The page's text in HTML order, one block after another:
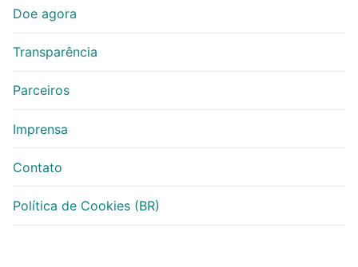
Doe agora
Transparência
Parceiros
Imprensa
Contato
Política de Cookies (BR)